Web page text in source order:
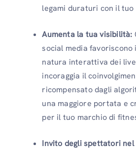
legami duraturi con il tuo
Aumenta la tua visibilità:
social media favoriscono
natura interattiva dei
incoraggia il
ricompensato dagli
una maggiore portata e
per il tuo marchio di
Invito degli spettatori nel